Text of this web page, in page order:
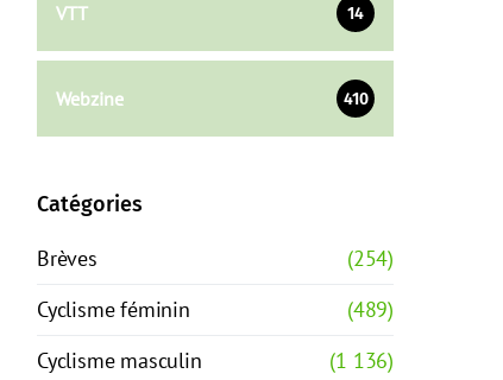
VTT 14
Webzine 410
Catégories
Brèves
(254)
Cyclisme féminin
(489)
Cyclisme masculin
(1 136)